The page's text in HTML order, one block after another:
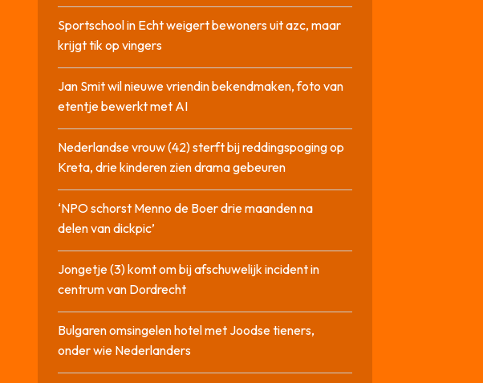
Sportschool in Echt weigert bewoners uit azc, maar
krijgt tik op vingers
Jan Smit wil nieuwe vriendin bekendmaken, foto van
etentje bewerkt met AI
Nederlandse vrouw (42) sterft bij reddingspoging op
Kreta, drie kinderen zien drama gebeuren
‘NPO schorst Menno de Boer drie maanden na
delen van dickpic’
Jongetje (3) komt om bij afschuwelijk incident in
centrum van Dordrecht
Bulgaren omsingelen hotel met Joodse tieners,
onder wie Nederlanders